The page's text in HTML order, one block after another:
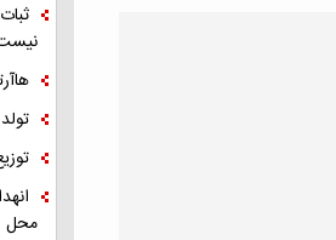
تولد ۱۶۸۳ نوزاد سالم در هرمزگان در جنگ تحمیلی
توزیع ۳۳۰ تن مرغ گرم و
محل